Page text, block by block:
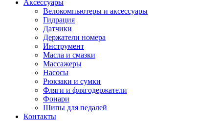
Аксессуары
Велокомпьютеры и аксессуары
Гидрация
Датчики
Держатели номера
Инструмент
Масла и смазки
Массажеры
Насосы
Рюкзаки и сумки
Фляги и флягодержатели
Фонари
Шипы для педалей
Контакты